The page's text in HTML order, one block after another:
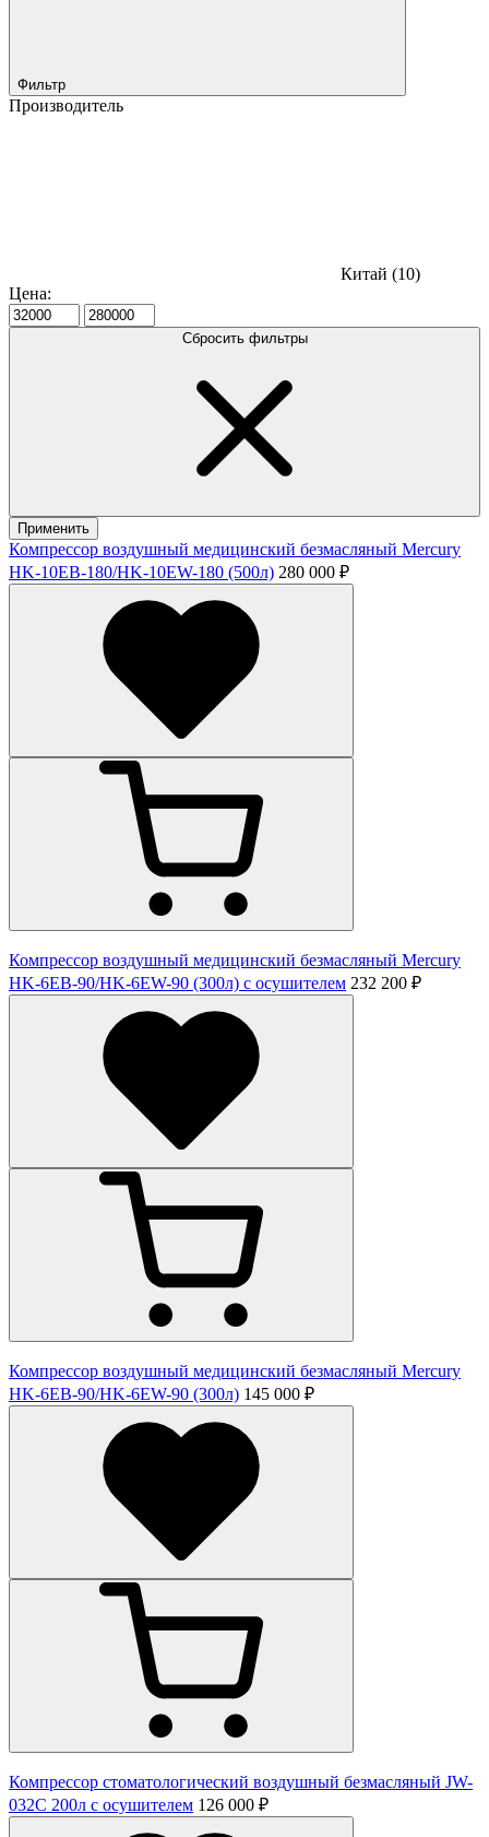
Фильтр
Производитель
Китай (10)
Цена:
Сбросить фильтры
Применить
Компрессор воздушный медицинский безмасляный Mercury
HK-10ЕВ-180/HK-10EW-180 (500л) 280 000 ₽
Компрессор воздушный медицинский безмасляный Mercury
HK-6ЕВ-90/HK-6EW-90 (300л) с осушителем 232 200 ₽
Компрессор воздушный медицинский безмасляный Mercury
HK-6ЕВ-90/HK-6EW-90 (300л) 145 000 ₽
Компрессор стоматологический воздушный безмасляный JW-
032C 200л с осушителем 126 000 ₽